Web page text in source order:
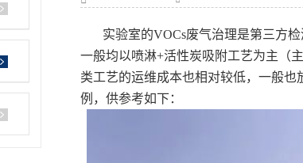
实验室的VOCs废气治理是第三方
一般均以喷淋+活性炭吸附工艺为主（
类工艺的运维成本也相对较低，一般
例，供参考如下：